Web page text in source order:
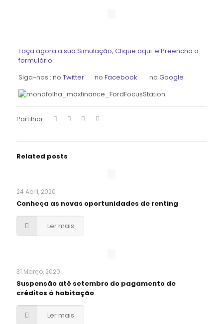
Faça agora a sua Simulação, Clique aqui e Preencha o
formulário.
Siga-nos : no Twitter no Facebook no Google
Partilhar
Related posts
24 Abril, 2020
Conheça as novas oportunidades de renting
Ler mais
31 Março, 2020
Suspensão até setembro do pagamento de
créditos à habitação
Ler mais